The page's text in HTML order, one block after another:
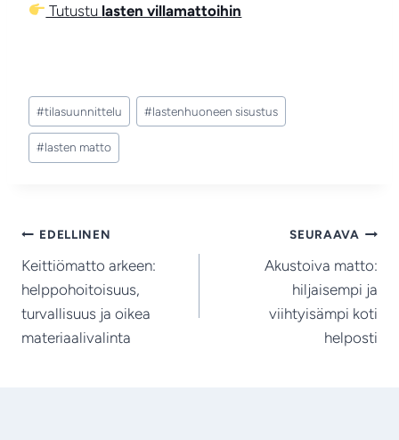
Tutustu lasten villamattoihin
Avainsanat:
#tilasuunnittelu #lastenhuoneen sisustus
#lasten matto
Artikkelien
selaus
EDELLINEN
Keittiömatto arkeen:
helppohoitoisuus,
turvallisuus ja oikea
materiaalivalinta
SEURAAVA
Akustoiva matto:
hiljaisempi ja
viihtyisämpi koti
helposti